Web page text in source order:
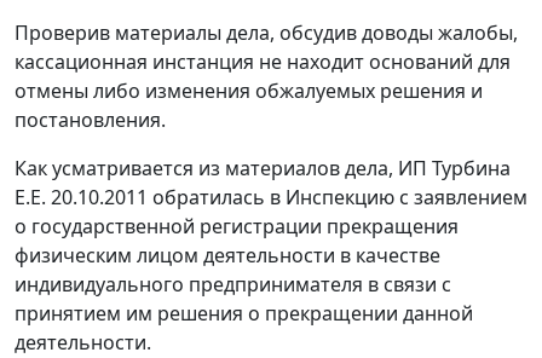
Проверив материалы дела, обсудив доводы жалобы,
кассационная инстанция не находит оснований для
отмены либо изменения обжалуемых решения и
постановления.
Как усматривается из материалов дела, ИП Турбина
Е.Е. 20.10.2011 обратилась в Инспекцию с заявлением
о государственной регистрации прекращения
физическим лицом деятельности в качестве
индивидуального предпринимателя в связи с
принятием им решения о прекращении данной
деятельности.